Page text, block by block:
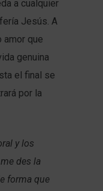
a cualquier
Jesús. A
amor que
genuina
el final se
por la
y los
des la
forma que